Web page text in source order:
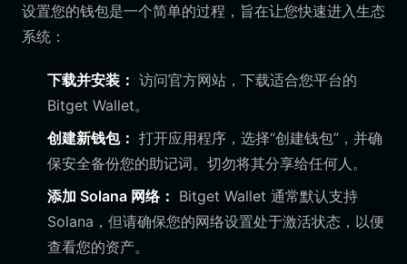
设置您的钱包是一个简单的过程，旨在让您快速进入生态
系统：
下载并安装： 访问官方网站，下载适合您平台的
Bitget Wallet。
创建新钱包： 打开应用程序，选择“创建钱包”，并确
保安全备份您的助记词。切勿将其分享给任何人。
添加 Solana 网络： Bitget Wallet 通常默认支持
Solana，但请确保您的网络设置处于激活状态，以便
查看您的资产。